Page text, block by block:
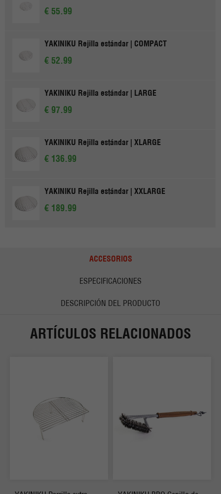
€ 55.99
YAKINIKU Rejilla estándar | COMPACT
€ 52.99
YAKINIKU Rejilla estándar | LARGE
€ 97.99
YAKINIKU Rejilla estándar | XLARGE
€ 136.99
YAKINIKU Rejilla estándar | XXLARGE
€ 189.99
ACCESORIOS
ESPECIFICACIONES
DESCRIPCIÓN DEL PRODUCTO
ARTÍCULOS RELACIONADOS